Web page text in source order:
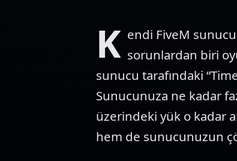
K endi FiveM
sorunlardan biri
sunucu tarafındaki
Sunucunuza ne kadar
üzerindeki yük o kadar
hem de sunucunuzun